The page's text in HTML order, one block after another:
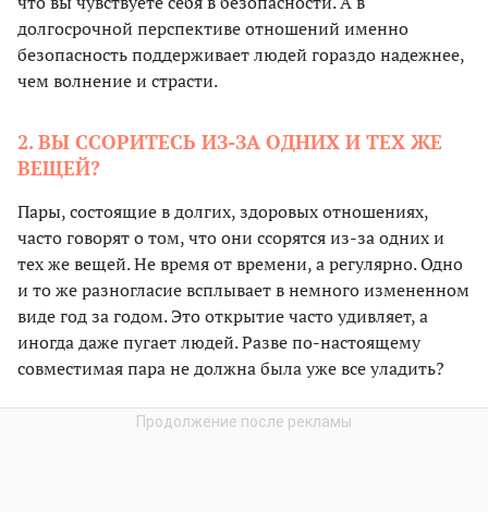
долгосрочной перспективе отношений именно
безопасность поддерживает людей гораздо надежнее,
чем волнение и страсти.
2. ВЫ ССОРИТЕСЬ ИЗ-ЗА ОДНИХ И ТЕХ ЖЕ
ВЕЩЕЙ?
Пары, состоящие в долгих, здоровых отношениях,
часто говорят о том, что они ссорятся из-за одних и
тех же вещей. Не время от времени, а регулярно. Одно
и то же разногласие всплывает в немного измененном
виде год за годом. Это открытие часто удивляет, а
иногда даже пугает людей. Разве по-настоящему
совместимая пара не должна была уже все уладить?